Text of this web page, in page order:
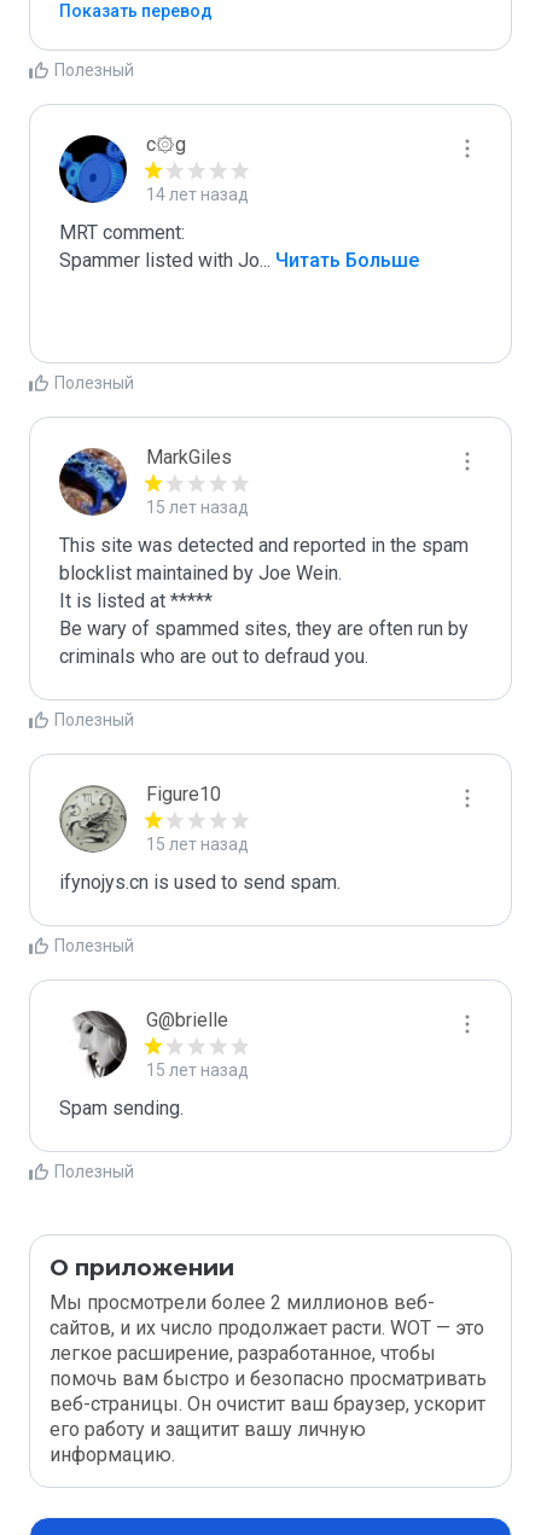
Показать перевод
Полезный
c۞g
14 лет назад
MRT comment:
Spammer listed with Jo... Читать Больше
Полезный
MarkGiles
15 лет назад
This site was detected and reported in the spam
blocklist maintained by Joe Wein.
It is listed at *****
Be wary of spammed sites, they are often run by
criminals who are out to defraud you.
Полезный
Figure10
15 лет назад
ifynojys.cn is used to send spam.
Полезный
G@brielle
15 лет назад
Spam sending.
Полезный
О приложении
Мы просмотрели более 2 миллионов веб-
сайтов, и их число продолжает расти. WOT — это
легкое расширение, разработанное, чтобы
помочь вам быстро и безопасно просматривать
веб-страницы. Он очистит ваш браузер, ускорит
его работу и защитит вашу личную
информацию.